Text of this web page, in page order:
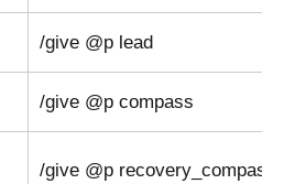
/give @p lead
/give @p compass
/give @p recovery_compass